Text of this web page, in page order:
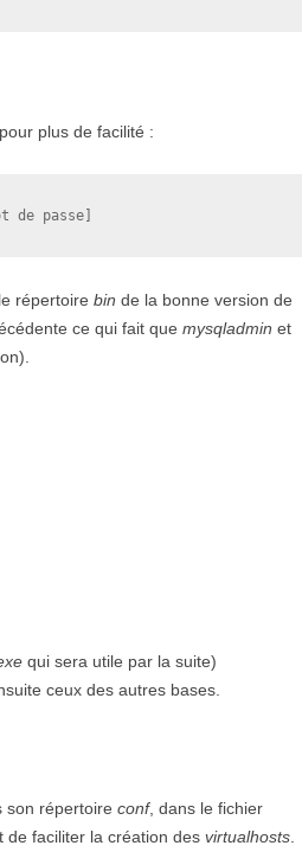
plus de facilité :
de passe]
répertoire bin de la bonne version de
ce qui fait que mysqladmin et
qui sera utile par la suite)
ceux des autres bases.
son répertoire conf, dans le fichier
de faciliter la création des virtualhosts